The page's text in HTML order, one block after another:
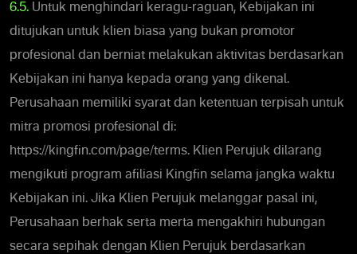
6.5. Untuk menghindari keragu-raguan, Kebijakan ini
ditujukan untuk klien biasa yang bukan promotor
profesional dan berniat melakukan aktivitas berdasarkan
Kebijakan ini hanya kepada orang yang dikenal.
Perusahaan memiliki syarat dan ketentuan terpisah untuk
mitra promosi profesional di:
https://kingfin.com/page/terms. Klien Perujuk dilarang
mengikuti program afiliasi Kingfin selama jangka waktu
Kebijakan ini. Jika Klien Perujuk melanggar pasal ini,
Perusahaan berhak serta merta mengakhiri hubungan
secara sepihak dengan Klien Perujuk berdasarkan